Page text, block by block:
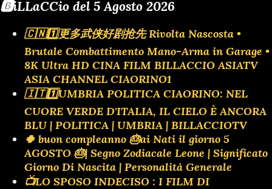
🅱️iLLaCCio del 5 Agosto 2026
🇨🇳1️⃣更多武侠好剧抢先 Rivolta Nascosta •
Brutale Combattimento Mano-Arma in Garage •
8K Ultra HD CINA FILM BILLACCIO ASIATV
ASIA CHANNEL CIAORINO1
🇮🇹1️⃣UMBRIA POLITICA CIAORINO: NEL
CUORE VERDE D'ITALIA, IL CIELO È ANCORA
BLU | POLITICA | UMBRIA | BILLACCIOTV
🍀 buon compleanno 🎂ai Nati il giorno 5
AGOSTO 🎂| Segno Zodiacale Leone | Significato
Giorno Di Nascita | Personalità Generale
📺LO SPOSO INDECISO : I FILM DI